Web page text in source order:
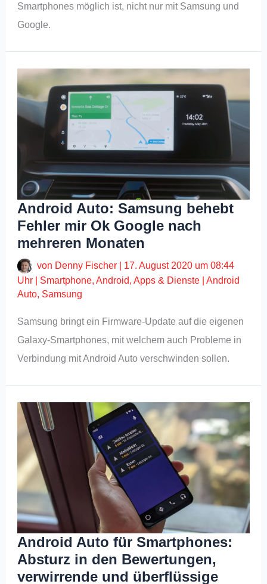
Smartphones möglich ist, nicht nur mit Samsung und
Google.
Android Auto: Samsung behebt
Fehler mir Ok Google nach
mehreren Monaten
von Denny Fischer
17. August 2020 um 08:44
Uhr
Smartphone,Android,Apps & Dienste |Android
Auto, Samsung
Samsung bringt ein Firmware-Update auf die eigenen
Galaxy-Smartphones, mit welchem auch Probleme in
Verbindung mit Android Auto verschwinden sollen.
Android Auto für Smartphones:
Absturz in den Bewertungen,
verwirrende und überflüssige